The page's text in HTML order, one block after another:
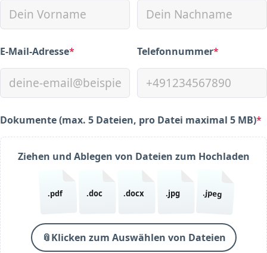
E-Mail-Adresse*
(required) Telefonnummer*
(required)
Dokumente (max. 5 Dateien, pro Datei maximal 5 MB)*
(required)
Ziehen und Ablegen von Dateien zum Hochladen
.pdf .doc .docx .jpg .jpeg
📎Klicken zum Auswählen von Dateien